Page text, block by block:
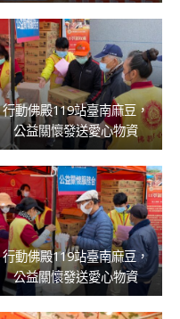
行動佛殿119站臺南麻豆，
公益關懷發送愛心物資
行動佛殿119站臺南麻豆，
公益關懷發送愛心物資